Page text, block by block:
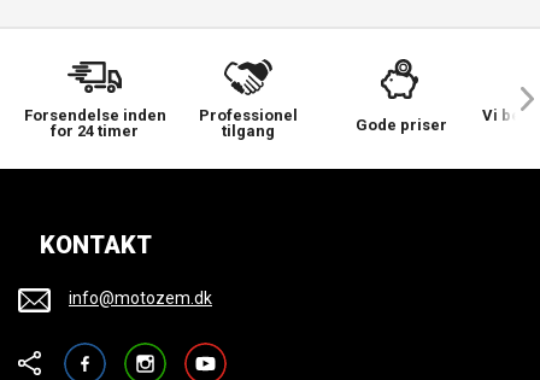
Forsendelse inden
for 24 timer
Professionel
tilgang
Gode priser
Vi
KONTAKT
info@motozem.dk
FacebookInstagramYouTube